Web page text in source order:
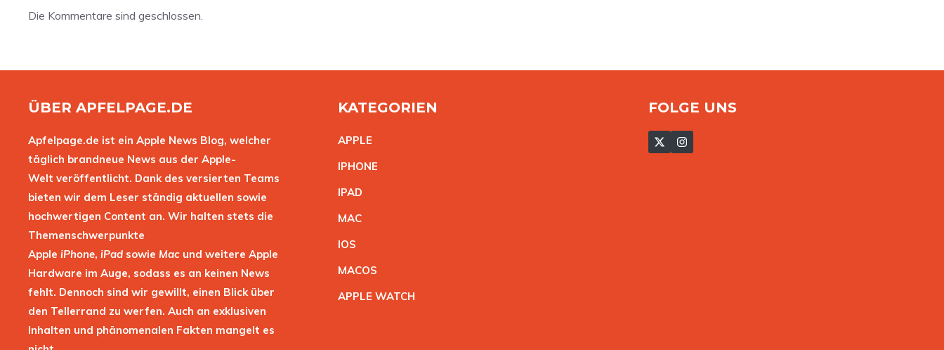
Die Kommentare sind geschlossen.
ÜBER APFELPAGE.DE
Apfelpage.de ist ein Apple News Blog, welcher
täglich brandneue News aus der Apple-
Welt veröffentlicht. Dank des versierten Teams
bieten wir dem Leser ständig aktuellen sowie
hochwertigen Content an. Wir halten stets die
Themenschwerpunkte
Apple iPhone, iPad sowie Mac und weitere Apple
Hardware im Auge, sodass es an keinen News
fehlt. Dennoch sind wir gewillt, einen Blick über
den Tellerrand zu werfen. Auch an exklusiven
Inhalten und phänomenalen Fakten mangelt es
KATEGORIEN
APPLE
IPHONE
IPAD
MAC
IOS
MACOS
APPLE WATCH
FOLGE UNS